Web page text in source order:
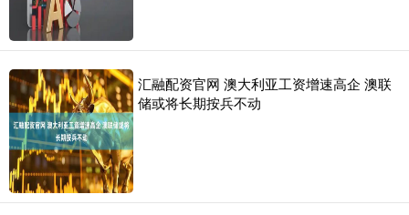
汇融配资官网 澳大利亚工资增速高企 澳联
储或将长期按兵不动